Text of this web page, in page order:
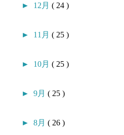
► 12月( 24 )
► 11月( 25 )
► 10月( 25 )
►9月( 25 )
►8月( 26 )